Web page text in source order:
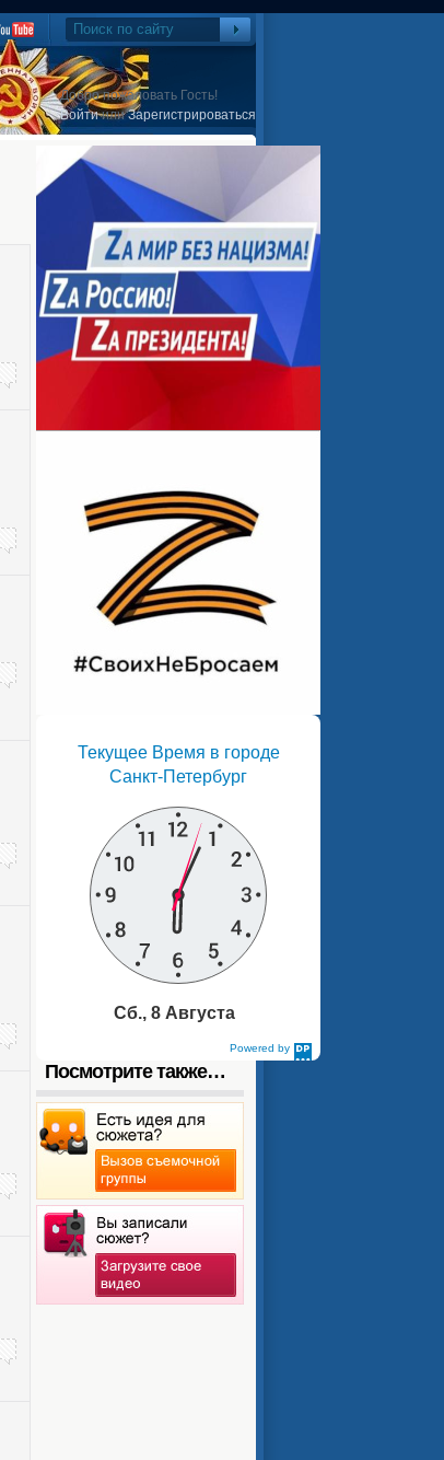
Добро пожаловать Гость!
ВойтиилиЗарегистрироваться
Powered by
DaysPedia.com
Текущее Время в городе
Санкт-Петербург
Сб., 8 Августа
Посмотрите также…